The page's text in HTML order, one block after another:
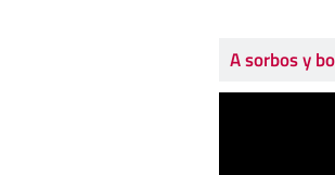
A sorbos y